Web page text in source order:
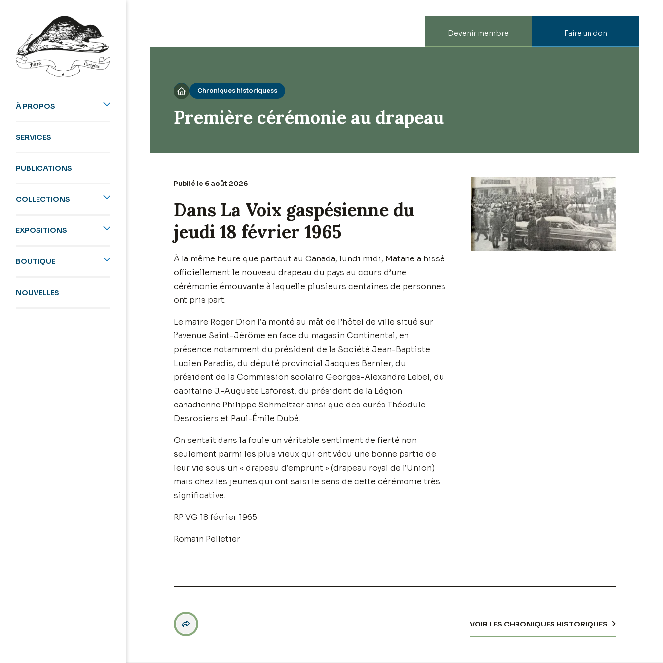
À PROPOS
SERVICES
PUBLICATIONS
COLLECTIONS
EXPOSITIONS
BOUTIQUE
NOUVELLES
Devenir membre Faire un don
 Chroniques historiquess
Première cérémonie au drapeau
Publié le 6 août 2026
Dans La Voix gaspésienne du
jeudi 18 février 1965
À la même heure que partout au Canada, lundi midi, Matane a hissé
officiellement le nouveau drapeau du pays au cours d’une
cérémonie émouvante à laquelle plusieurs centaines de personnes
ont pris part.
Le maire Roger Dion l’a monté au mât de l’hôtel de ville situé sur
l’avenue Saint-Jérôme en face du magasin Continental, en
présence notamment du président de la Société Jean-Baptiste
Lucien Paradis, du député provincial Jacques Bernier, du
président de la Commission scolaire Georges-Alexandre Lebel, du
capitaine J.-Auguste Laforest, du président de la Légion
canadienne Philippe Schmeltzer ainsi que des curés Théodule
Desrosiers et Paul-Émile Dubé.
On sentait dans la foule un véritable sentiment de fierté non
seulement parmi les plus vieux qui ont vécu une bonne partie de
leur vie sous un « drapeau d’emprunt » (drapeau royal de l’Union)
mais chez les jeunes qui ont saisi le sens de cette cérémonie très
significative.
RP VG 18 février 1965
Romain Pelletier
 VOIR LES CHRONIQUES HISTORIQUES